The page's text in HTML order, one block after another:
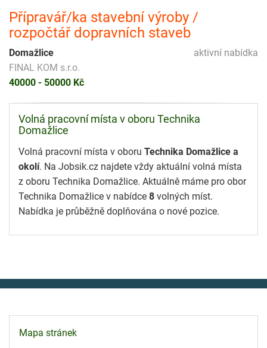
Přípravář/ka stavební výroby /
rozpočtář dopravních staveb
aktivní nabídka
Domažlice
FINAL KOM s.r.o.
40000 - 50000 Kč
Volná pracovní místa v oboru Technika
Domažlice
Volná pracovní místa v oboru Technika Domažlice a
okolí. Na Jobsik.cz najdete vždy aktuální volná místa
z oboru Technika Domažlice. Aktuálně máme pro obor
Technika Domažlice v nabídce 8 volných míst.
Nabídka je průběžně doplňována o nové pozice.
Mapa stránek